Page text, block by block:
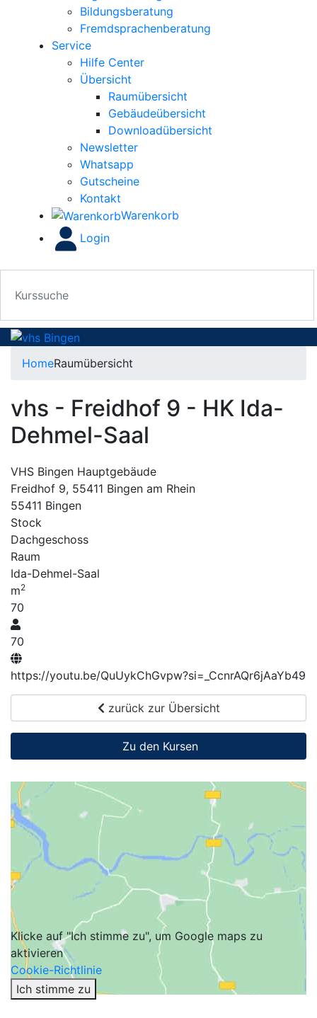
Bildungsberatung
Fremdsprachenberatung
Service
Hilfe Center
Übersicht
Raumübersicht
Gebäudeübersicht
Downloadübersicht
Newsletter
Whatsapp
Gutscheine
Kontakt
Warenkorb
Login
HomeRaumübersicht
vhs - Freidhof 9 - HK Ida-
Dehmel-Saal
VHS Bingen Hauptgebäude
Freidhof 9, 55411 Bingen am Rhein
55411 Bingen
Stock
Dachgeschoss
Raum
Ida-Dehmel-Saal
m2
70
70
https://youtu.be/QuUykChGvpw?si=_CcnrAQr6jAaYb49
zurück zur Übersicht
Zu den Kursen
Klicke auf "Ich stimme zu", um Google maps zu
aktivieren
Cookie-Richtlinie
Ich stimme zu